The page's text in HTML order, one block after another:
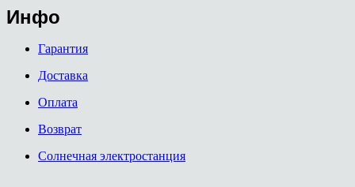
Инфо
Гарантия
Доставка
Оплата
Возврат
Солнечная электростанция